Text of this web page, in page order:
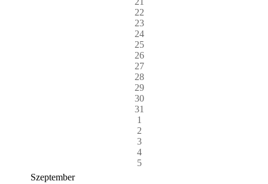
22
23
24
25
26
27
28
29
30
31
1
2
3
4
5
Szeptember